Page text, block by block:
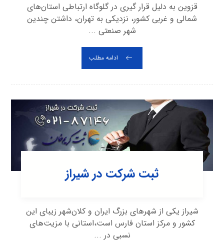
قزوین به دلیل قرار گیری در گلوگاه ارتباطی استان‌های
شمالی و غربی کشور، نزدیکی به تهران، داشتن چندین
شهر صنعتی ...
ادامه مطلب
ثبت شرکت در شیراز
شیراز یکی از شهرهای بزرگ ایران و کلان‌شهر زیبای این
کشور و مرکز استان فارس است،استانی با مزیت‌های
نسبی در ...